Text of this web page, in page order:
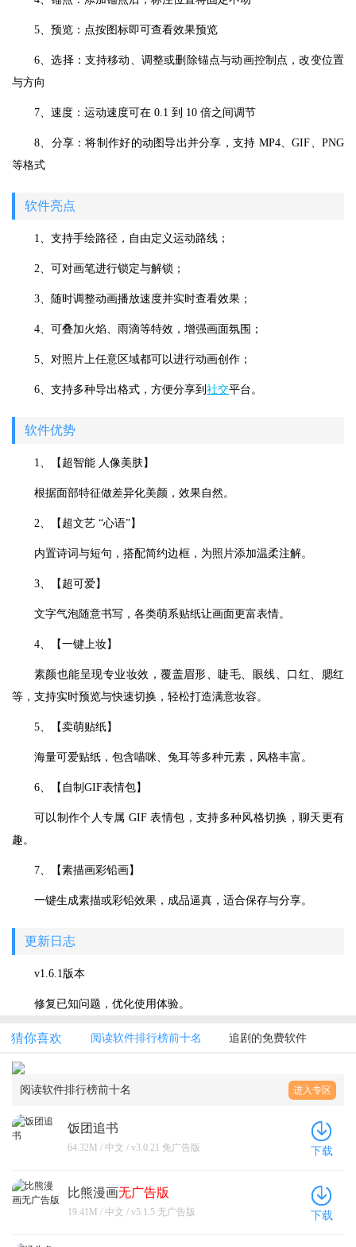
5、预览：点按图标即可查看效果预览
6、选择：支持移动、调整或删除锚点与动画控制点，改变位置
与方向
7、速度：运动速度可在 0.1 到 10 倍之间调节
8、分享：将制作好的动图导出并分享，支持 MP4、GIF、PNG
等格式
软件亮点
1、支持手绘路径，自由定义运动路线；
2、可对画笔进行锁定与解锁；
3、随时调整动画播放速度并实时查看效果；
4、可叠加火焰、雨滴等特效，增强画面氛围；
5、对照片上任意区域都可以进行动画创作；
6、支持多种导出格式，方便分享到 社交平台。
软件优势
1、【超智能 人像美肤】
根据面部特征做差异化美颜，效果自然。
2、【超文艺 “心语”】
内置诗词与短句，搭配简约边框，为照片添加温柔注解。
3、【超可爱】
文字气泡随意书写，各类萌系贴纸让画面更富表情。
4、【一键上妆】
素颜也能呈现专业妆效，覆盖眉形、睫毛、眼线、口红、腮红
等，支持实时预览与快速切换，轻松打造满意妆容。
5、【卖萌贴纸】
海量可爱贴纸，包含喵咪、兔耳等多种元素，风格丰富。
6、【自制GIF表情包】
可以制作个人专属 GIF 表情包，支持多种风格切换，聊天更有
趣。
7、【素描画彩铅画】
一键生成素描或彩铅效果，成品逼真，适合保存与分享。
更新日志
v1.6.1版本
修复已知问题，优化使用体验。
猜你喜欢 阅读软件排行榜前十名 追剧的免费软件
阅读软件排行榜前十名 进入专区
饭团追书
64.32M / 中文 / v3.0.21 免广告版 下载
比熊漫画无广告版
19.41M / 中文 / v5.1.5 无广告版 下载